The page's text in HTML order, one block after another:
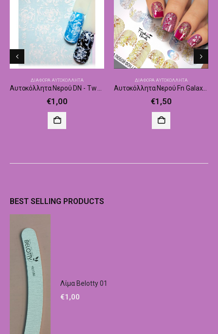
ΔΙΆΦΟΡΑ ΑΥΤΟΚΌΛΛΗΤΑ
€1,00
ΔΙΆΦΟΡΑ ΑΥΤΟΚΌΛΛΗΤΑ
Αυτοκόλλητα Νερού Fn Galaxy 009
€1,50
BEST SELLING PRODUCTS
Λίμα Belotty 01
€1,00